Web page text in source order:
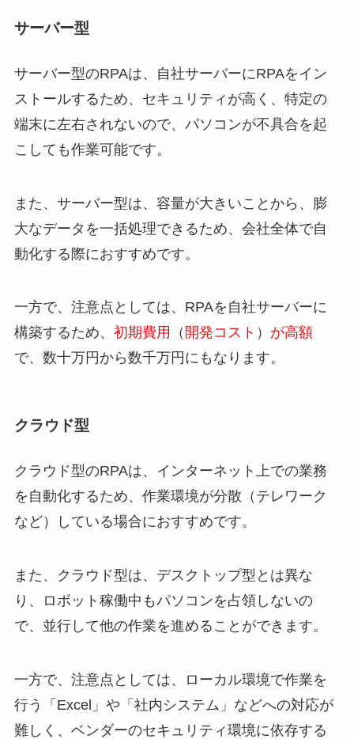
サーバー型
サーバー型のRPAは、自社サーバーにRPAをイン
ストールするため、セキュリティが高く、特定の
端末に左右されないので、パソコンが不具合を起
こしても作業可能です。
また、サーバー型は、容量が大きいことから、膨
大なデータを一括処理できるため、会社全体で自
動化する際におすすめです。
一方で、注意点としては、RPAを自社サーバーに
構築するため、 初期費用 （ 開発コスト ） が高額
で、数十万円から数千万円にもなります。
クラウド型
クラウド型のRPAは、インターネット上での業務
を自動化するため、作業環境が分散（テレワーク
など）している場合におすすめです。
また、クラウド型は、デスクトップ型とは異な
り、ロボット稼働中もパソコンを占領しないの
で、並行して他の作業を進めることができます。
一方で、注意点としては、ローカル環境で作業を
行う「Excel」や「社内システム」などへの対応が
難しく、ベンダーのセキュリティ環境に依存する